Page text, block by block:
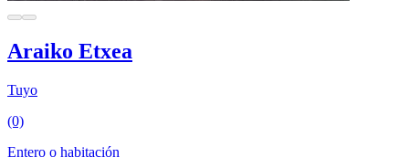
Araiko Etxea
Tuyo
(0)
Entero o habitación